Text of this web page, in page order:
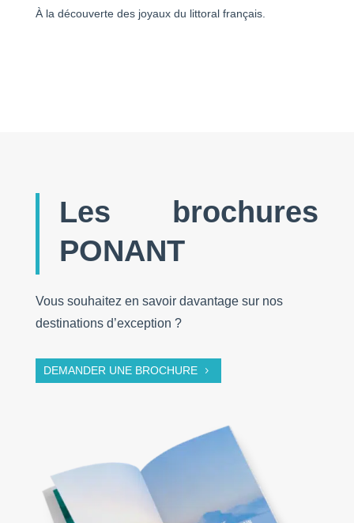
À la découverte des joyaux du littoral français.
Les brochures
PONANT
Vous souhaitez en savoir davantage sur nos
destinations d’exception ?
DEMANDER UNE BROCHURE